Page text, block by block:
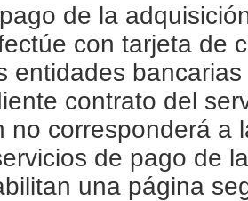
de la
con tarjeta de
entidades
contrato del
no corresponderá a
de pago de
una página